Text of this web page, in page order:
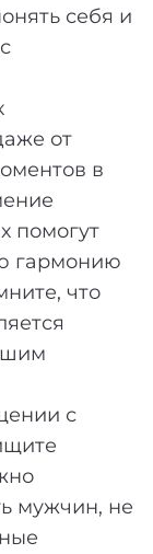
себя и
от
в
помогут
гармонию
что
с
мужчин, не